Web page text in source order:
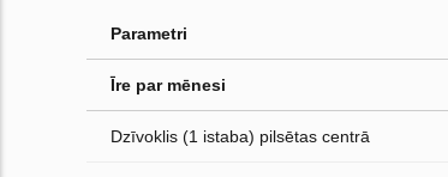
Parametri
Īre par mēnesi
Dzīvoklis (1 istaba) pilsētas centrā